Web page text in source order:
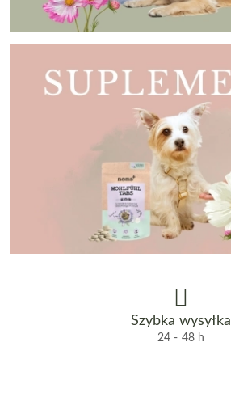
Szybka wysyłka
24 - 48 h